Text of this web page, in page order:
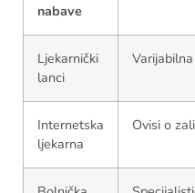
nabave
Ljekarnički
lanci
Varijabilna
Internetska
ljekarna
Ovisi o